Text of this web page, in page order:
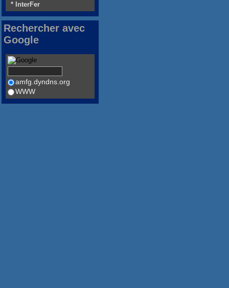
* InterFer
Rechercher avec
Google
amfg.dyndns.org
WWW